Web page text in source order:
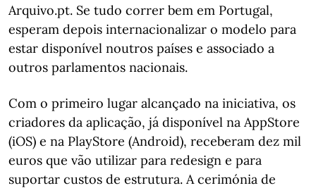
Arquivo.pt. Se tudo correr bem em Portugal,
esperam depois internacionalizar o modelo para
estar disponível noutros países e associado a
outros parlamentos nacionais.
Com o primeiro lugar alcançado na iniciativa, os
criadores da aplicação, já disponível na AppStore
(iOS) e na PlayStore (Android), receberam dez mil
euros que vão utilizar para redesign e para
suportar custos de estrutura. A cerimónia de